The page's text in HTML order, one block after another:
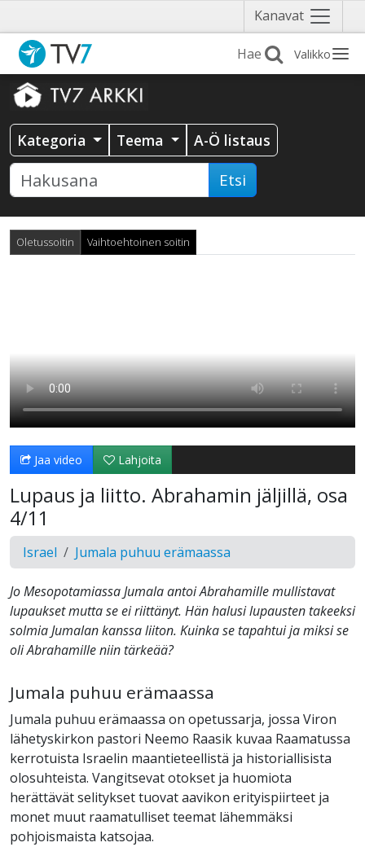
Kanavat Näytä
valikko
Valikko
Kategoria Teema A-Ö listaus
Etsi
Oletussoitin Vaihtoehtoinen soitin
Jaa video Lahjoita
Lupaus ja liitto. Abrahamin jäljillä, osa
4/11
Israel Jumala puhuu erämaassa
Jo Mesopotamiassa Jumala antoi Abrahamille mullistavat
lupaukset mutta se ei riittänyt. Hän halusi lupausten takeeksi
solmia Jumalan kanssa liiton. Kuinka se tapahtui ja miksi se
oli Abrahamille niin tärkeää?
Jumala puhuu erämaassa
Jumala puhuu erämaassa on opetussarja, jossa Viron
lähetyskirkon pastori Neemo Raasik kuvaa Raamatussa
kerrotuista Israelin maantieteellistä ja historiallisista
olosuhteista. Vangitsevat otokset ja huomiota
herättävät selitykset tuovat aavikon erityispiirteet ja
monet muut raamatulliset teemat lähemmäksi
pohjoismaista katsojaa.